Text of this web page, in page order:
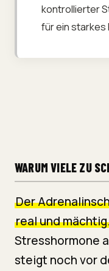
kontrollierter
für ein starkes
WARUM VIELE ZU
Der
real und
Stresshormone
steigt noch vor